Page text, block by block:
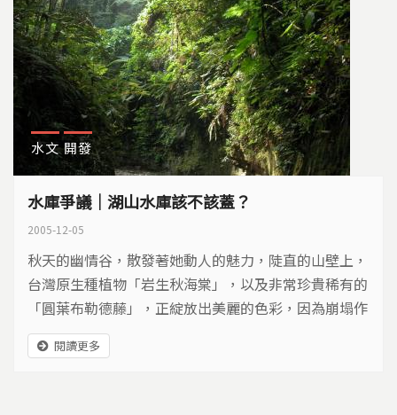
水文 開發
水庫爭議｜湖山水庫該不該蓋？
2005-12-05
秋天的幽情谷，散發著她動人的魅力，陡直的山壁上，
台灣原生種植物「岩生秋海棠」，以及非常珍貴稀有的
「圓葉布勒德藤」，正綻放出美麗的色彩，因為崩塌作
用旺盛，大型植物不容易附生，輕巧的崖壁植物，得以
在此欣欣向榮、生生不息。台灣有31種蛙類，這裡就發
閱讀更多